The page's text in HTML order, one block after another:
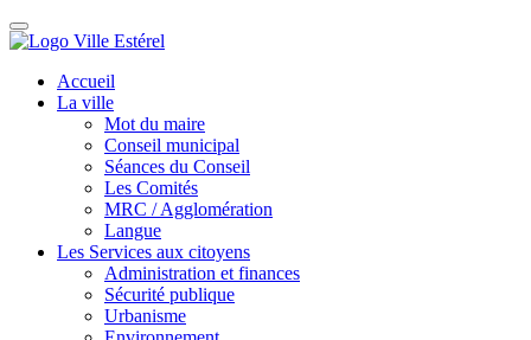
Accueil
La ville
Mot du maire
Conseil municipal
Séances du Conseil
Les Comités
MRC / Agglomération
Langue
Les Services aux citoyens
Administration et finances
Sécurité publique
Urbanisme